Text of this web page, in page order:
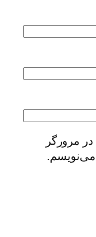
مرورگر
می‌نویسم.